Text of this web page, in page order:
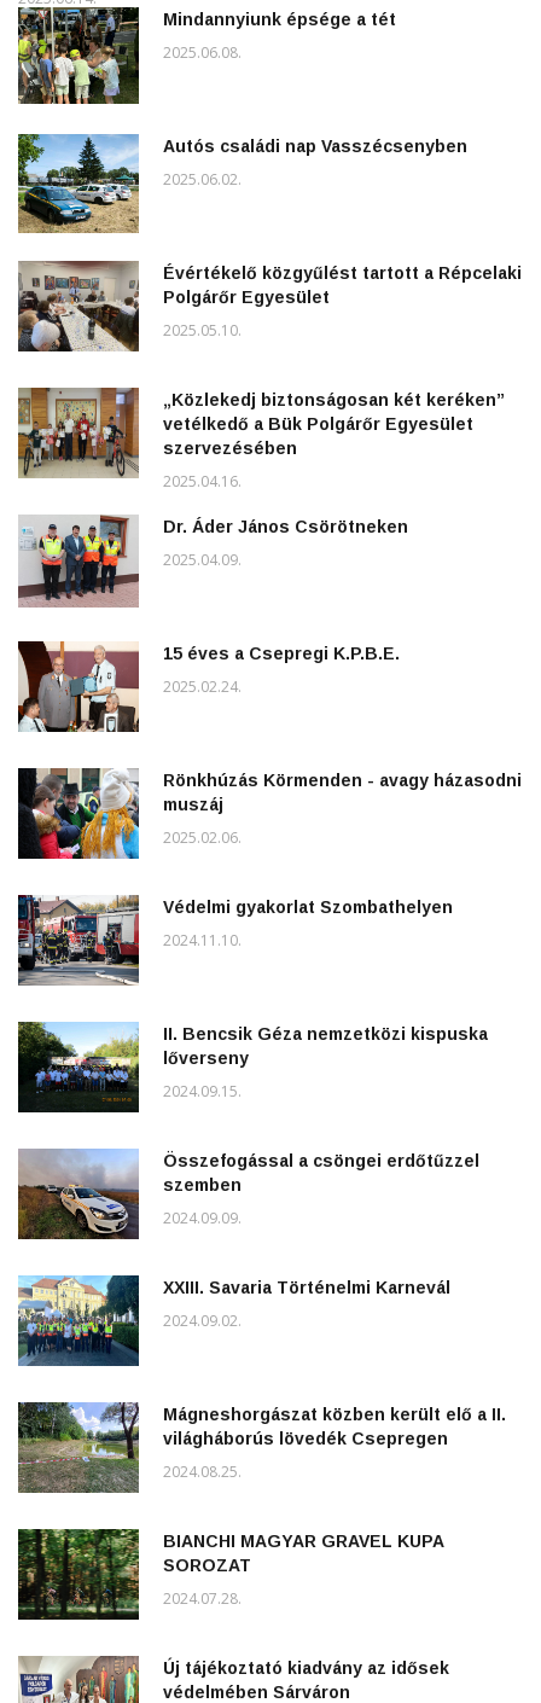
Mindannyiunk épsége a tét
2025.06.08.
Autós családi nap Vasszécsenyben
2025.06.02.
Évértékelő közgyűlést tartott a Répcelaki
Polgárőr Egyesület
2025.05.10.
„Közlekedj biztonságosan két keréken”
vetélkedő a Bük Polgárőr Egyesület
szervezésében
2025.04.16.
Dr. Áder János Csörötneken
2025.04.09.
15 éves a Csepregi K.P.B.E.
2025.02.24.
Rönkhúzás Körmenden - avagy házasodni
muszáj
2025.02.06.
Védelmi gyakorlat Szombathelyen
2024.11.10.
II. Bencsik Géza nemzetközi kispuska
lőverseny
2024.09.15.
Összefogással a csöngei erdőtűzzel
szemben
2024.09.09.
XXIII. Savaria Történelmi Karnevál
2024.09.02.
Mágneshorgászat közben került elő a II.
világháborús lövedék Csepregen
2024.08.25.
BIANCHI MAGYAR GRAVEL KUPA
SOROZAT
2024.07.28.
Új tájékoztató kiadvány az idősek
védelmében Sárváron